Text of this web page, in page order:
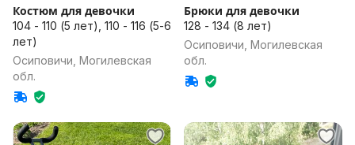
Костюм для девочки
104 - 110 (5 лет), 110 - 116 (5-6
лет)
Осиповичи, Могилевская
обл.
Брюки для девочки
128 - 134 (8 лет)
Осиповичи, Могилевская
обл.